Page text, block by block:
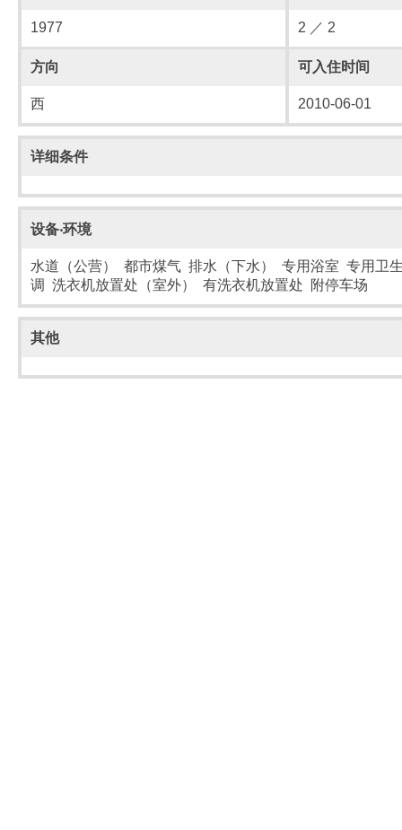
1977 2 ／ 2
方向 可入住时间
西 2010-06-01
详细条件
设备‧环境
水道（公营） 都市煤气 排水（下水） 专用浴室 专用卫
调 洗衣机放置处（室外） 有洗衣机放置处 附停车场
其他